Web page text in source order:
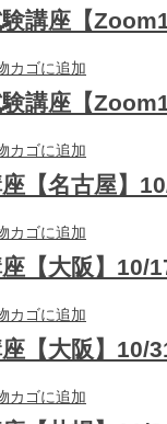
験講座【
カゴに追加
験講座【
カゴに追加
【名古屋】
カゴに追加
【大阪】10/
カゴに追加
【大阪】10/
カゴに追加